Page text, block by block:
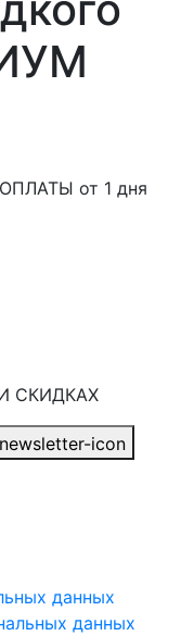
от 1 дня
СКИДКАХ
данных
данных